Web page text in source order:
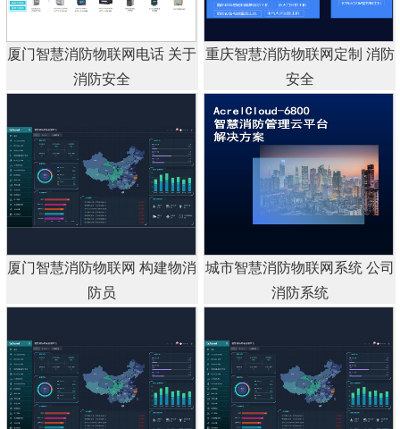
厦门智慧消防物联网电话 关于
消防安全
重庆智慧消防物联网定制 消防
安全
厦门智慧消防物联网 构建物消
防员
城市智慧消防物联网系统 公司
消防系统